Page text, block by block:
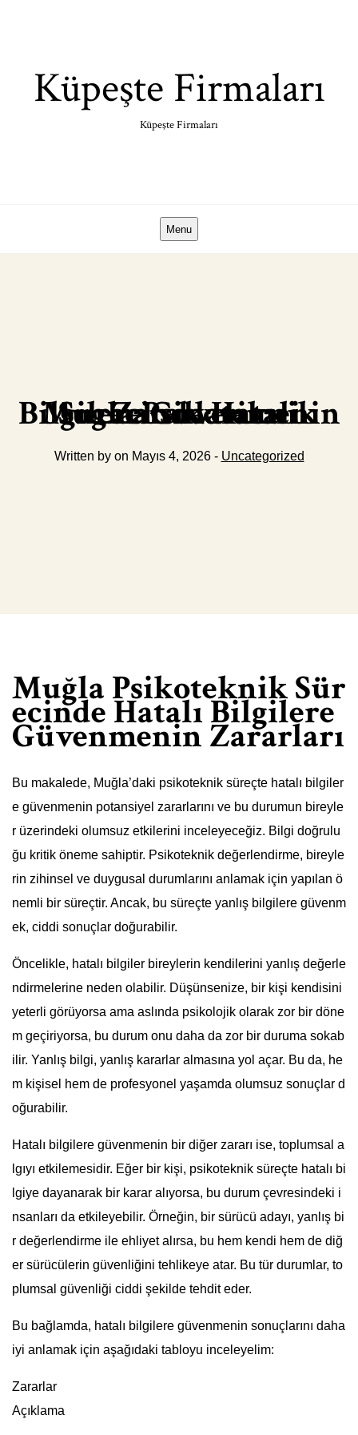
Küpeşte Firmaları
Küpeşte Firmaları
Menu
Mugla Psikoteknik Surecinde Hatali Bilgilere Guvenmenin Zararlari
Written by on Mayıs 4, 2026 - Uncategorized
Muğla Psikoteknik Sür
ecinde Hatalı Bilgilere
Güvenmenin Zararları
Bu makalede, Muğla’daki psikoteknik süreçte hatalı bilgiler
e güvenmenin potansiyel zararlarını ve bu durumun bireyle
r üzerindeki olumsuz etkilerini inceleyeceğiz. Bilgi doğrulu
ğu kritik öneme sahiptir. Psikoteknik değerlendirme, bireyle
rin zihinsel ve duygusal durumlarını anlamak için yapılan ö
nemli bir süreçtir. Ancak, bu süreçte yanlış bilgilere güvenm
ek, ciddi sonuçlar doğurabilir.
Öncelikle, hatalı bilgiler bireylerin kendilerini yanlış değerle
ndirmelerine neden olabilir. Düşünsenize, bir kişi kendisini
yeterli görüyorsa ama aslında psikolojik olarak zor bir döne
m geçiriyorsa, bu durum onu daha da zor bir duruma sokab
ilir. Yanlış bilgi, yanlış kararlar almasına yol açar. Bu da, he
m kişisel hem de profesyonel yaşamda olumsuz sonuçlar d
oğurabilir.
Hatalı bilgilere güvenmenin bir diğer zararı ise, toplumsal a
lgıyı etkilemesidir. Eğer bir kişi, psikoteknik süreçte hatalı bi
lgiye dayanarak bir karar alıyorsa, bu durum çevresindeki i
nsanları da etkileyebilir. Örneğin, bir sürücü adayı, yanlış bi
r değerlendirme ile ehliyet alırsa, bu hem kendi hem de diğ
er sürücülerin güvenliğini tehlikeye atar. Bu tür durumlar, to
plumsal güvenliği ciddi şekilde tehdit eder.
Bu bağlamda, hatalı bilgilere güvenmenin sonuçlarını daha
iyi anlamak için aşağıdaki tabloyu inceleyelim:
Zararlar
Açıklama